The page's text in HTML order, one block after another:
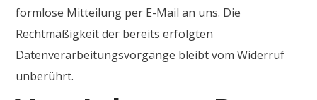
formlose Mitteilung per E-Mail an uns. Die
Rechtmäßigkeit der bereits erfolgten
Datenverarbeitungsvorgänge bleibt vom Widerruf
unberührt.